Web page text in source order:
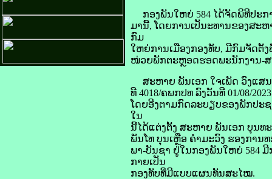
ກອງພັນໃຫຍ່ 584 ໄດ້ຈັດພິທີປະກ
ມານີ້, ໂດຍການເປັນະທານຂອງສະ
ກົມ
ໃຫຍ່ການເມືອງກອງທັບ, ມີກົມຈັດຕັ້
ໜ່ວຍພັກຕະຫຼອດຮອດພະນັກງານ-
ສະຫາຍ ພັນເອກ ໃຈເພັດ ວົງແສ
ທີ 4018/ຄພກປທ ລົງວັນທີ 01/08/
ໂດຍອີງຕາມກົດລະບຽບຂອງພັກປະ
ໃນ
ນີ້ໄດ້ແຕ່ງຕັ້ງ ສະຫາຍ ພັນເອກ ບຸນທ
ພັນໂທ ບຸນເຫຼືອ ຄໍາມະວົງ ຮອງການ
ພາ-ບັນຊາ ຢູ່ໃນກອງພັນໃຫຍ່ 584
ກາຍເປັນ
ກອງທັບທີ່ມີແບບແຜນທັນສະໄໝ.